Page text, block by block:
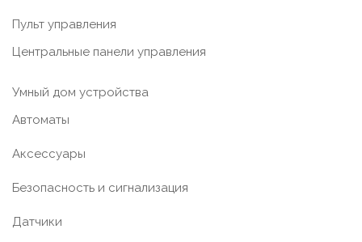
Пульт управления
Центральные панели управления
Умный дом устройства
Автоматы
Аксессуары
Безопасность и сигнализация
Датчики